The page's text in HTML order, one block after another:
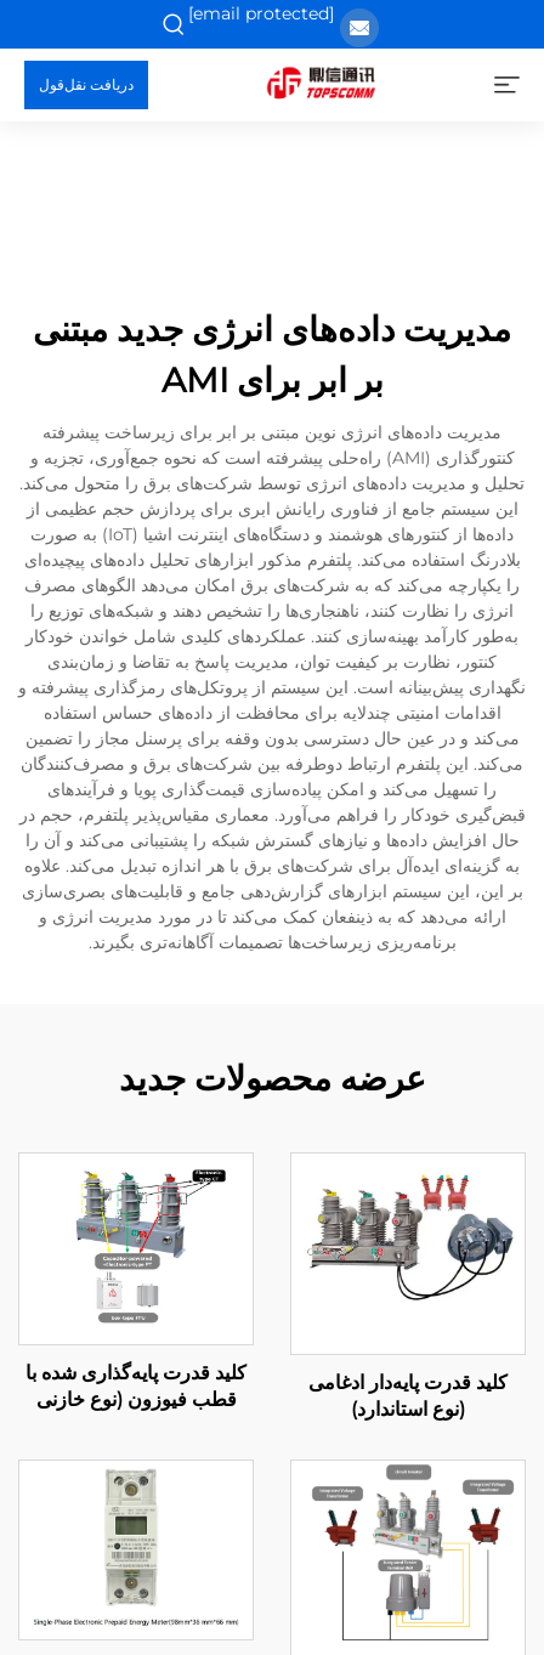
[email protected]
دریافت نقل‌قول
مدیریت داده‌های انرژی جدید مبتنی
بر ابر برای AMI
مدیریت داده‌های انرژی نوین مبتنی بر ابر برای زیرساخت پیشرفته
کنتورگذاری (AMI) راه‌حلی پیشرفته است که نحوه جمع‌آوری، تجزیه و
تحلیل و مدیریت داده‌های انرژی توسط شرکت‌های برق را متحول می‌کند.
این سیستم جامع از فناوری رایانش ابری برای پردازش حجم عظیمی از
داده‌ها از کنتورهای هوشمند و دستگاه‌های اینترنت اشیا (IoT) به صورت
بلادرنگ استفاده می‌کند. پلتفرم مذکور ابزارهای تحلیل داده‌های پیچیده‌ای
را یکپارچه می‌کند که به شرکت‌های برق امکان می‌دهد الگوهای مصرف
انرژی را نظارت کنند، ناهنجاری‌ها را تشخیص دهند و شبکه‌های توزیع را
به‌طور کارآمد بهینه‌سازی کنند. عملکردهای کلیدی شامل خواندن خودکار
کنتور، نظارت بر کیفیت توان، مدیریت پاسخ به تقاضا و زمان‌بندی
نگهداری پیش‌بینانه است. این سیستم از پروتکل‌های رمزگذاری پیشرفته و
اقدامات امنیتی چندلایه برای محافظت از داده‌های حساس استفاده
می‌کند و در عین حال دسترسی بدون وقفه برای پرسنل مجاز را تضمین
می‌کند. این پلتفرم ارتباط دوطرفه بین شرکت‌های برق و مصرف‌کنندگان
را تسهیل می‌کند و امکن پیاده‌سازی قیمت‌گذاری پویا و فرآیندهای
قبض‌گیری خودکار را فراهم می‌آورد. معماری مقیاس‌پذیر پلتفرم، حجم در
حال افزایش داده‌ها و نیازهای گسترش شبکه را پشتیبانی می‌کند و آن را
به گزینه‌ای ایده‌آل برای شرکت‌های برق با هر اندازه تبدیل می‌کند. علاوه
بر این، این سیستم ابزارهای گزارش‌دهی جامع و قابلیت‌های بصری‌سازی
ارائه می‌دهد که به ذینفعان کمک می‌کند تا در مورد مدیریت انرژی و
برنامه‌ریزی زیرساخت‌ها تصمیمات آگاهانه‌تری بگیرند.
عرضه محصولات جدید
کلید قدرت پایه‌دار ادغامی
(نوع استاندارد)
کلید قدرت پایه‌گذاری شده با
قطب فیوزون (نوع خازنی